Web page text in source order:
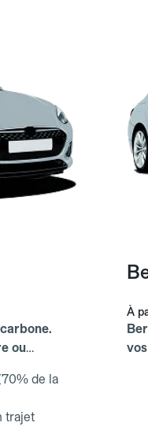
ou
de la
trajet
À